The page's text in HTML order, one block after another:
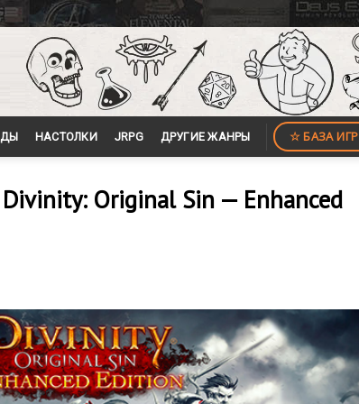
НАСТОЛКИ JRPG ДРУГИЕ ЖАНРЫ ☆ БАЗА ИГР
Original Sin — Enhanced